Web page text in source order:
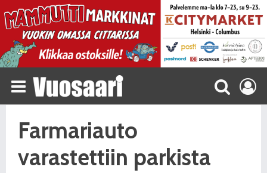
Farmariauto
varastettiin parkista